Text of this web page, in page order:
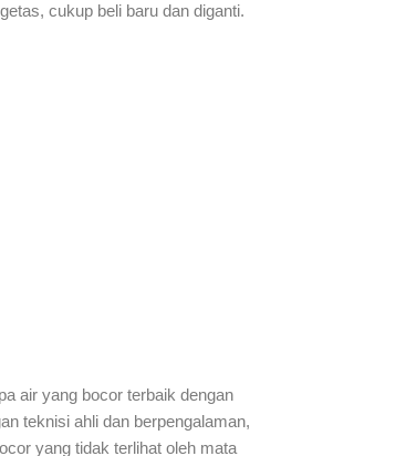
cukup beli baru dan diganti.
air yang bocor terbaik dengan
teknisi ahli dan berpengalaman,
yang tidak terlihat oleh mata